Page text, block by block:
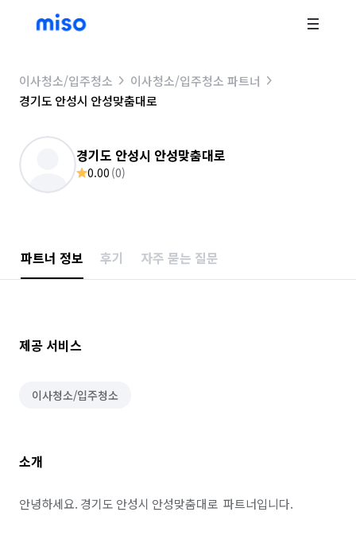
이사청소/입주청소
이사청소/입주청소 파트너
경기도 안성시 안성맞춤대로
경기도 안성시 안성맞춤대로
0.00 (0)
파트너 정보 후기 자주 묻는 질문
제공 서비스
이사청소/입주청소
소개
안녕하세요. 경기도 안성시 안성맞춤대로  파트너입니다.